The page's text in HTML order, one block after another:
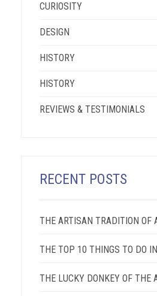
CURIOSITY
DESIGN
HISTORY
HISTORY
REVIEWS & TESTIMONIALS
RECENT POSTS